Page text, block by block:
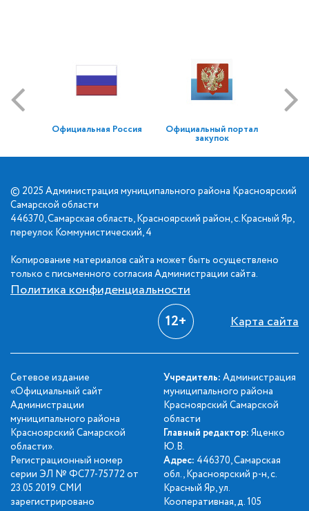
Официальная Россия Официальный портал
закупок
© 2025 Администрация муниципального района Красноярский
Самарской области
446370, Самарская область, Красноярский район, с.Красный Яр,
переулок Коммунистический, 4
Копирование материалов сайта может быть осуществлено
только с письменного согласия Администрации сайта.
Политика конфиденциальности
12+ Карта сайта
Сетевое издание
«Официальный сайт
Администрации
муниципального района
Красноярский Самарской
области».
Регистрационный номер
серии ЭЛ № ФС77-75772 от
23.05.2019. СМИ
зарегистрировано
Учредитель: Администрация
муниципального района
Красноярский Самарской
области
Главный редактор: Яценко
Ю.В.
Адрес: 446370, Самарская
обл., Красноярский р-н, с.
Красный Яр, ул.
Кооперативная, д. 105